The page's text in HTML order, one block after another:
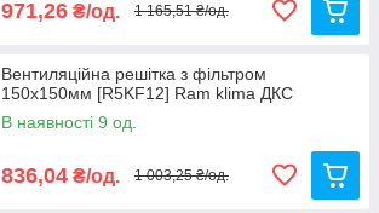
971,26 ₴/од. 1 165,51 ₴/од.
Вентиляційна решітка з фільтром
150х150мм [R5KF12] Ram klima ДКС
В наявності 9 од.
836,04 ₴/од. 1 003,25 ₴/од.